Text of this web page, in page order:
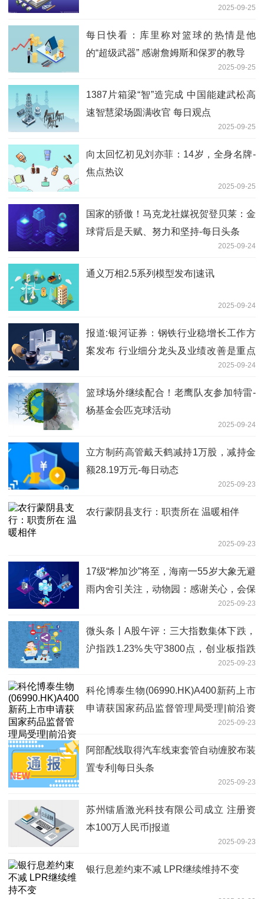
2025-09-25
每日快看：库里称对篮球的热情是他
的“超级武器” 感谢詹姆斯和保罗的教导
2025-09-25
1387片箱梁“智”造完成 中国能建武松高
速智慧梁场圆满收官 每日观点
2025-09-25
向太回忆初见刘亦菲：14岁，全身名牌-
焦点热议
2025-09-25
国家的骄傲！马克龙社媒祝贺登贝莱：金
球背后是天赋、努力和坚持-每日头条
2025-09-24
通义万相2.5系列模型发布|速讯
2025-09-24
报道:银河证券：钢铁行业稳增长工作方
案发布 行业细分龙头及业绩改善是重点
2025-09-24
篮球场外继续配合！老鹰队友参加特雷-
杨基金会匹克球活动
2025-09-24
立方制药高管戴天鹤减持1万股，减持金
额28.19万元-每日动态
2025-09-23
农行蒙阴县支行：职责所在 温暖相伴
2025-09-23
17级“桦加沙”将至，海南一55岁大象无避
雨内舍引关注，动物园：感谢关心，会保
2025-09-23
微头条丨A股午评：三大指数集体下跌，
沪指跌1.23%失守3800点，创业板指跌
1.75%北证50跌3.05%，银行股逆势上
涨！近5000股下跌，成交额17135亿放
量3579亿
2025-09-23
科伦博泰生物(06990.HK)A400新药上市
申请获国家药品监督管理局受理|前沿资
2025-09-23
阿部配线取得汽车线束套管自动缠胶布装
置专利|每日头条
2025-09-23
苏州镭盾激光科技有限公司成立 注册资
本100万人民币|报道
2025-09-23
银行息差约束不减 LPR继续维持不变